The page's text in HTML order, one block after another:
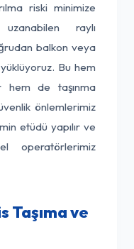
riski minimize
raylı
balkon veya
Bu hem
hem de taşınma
önlemlerimiz
etüdü yapılır ve
operatörlerimiz
Taşıma ve